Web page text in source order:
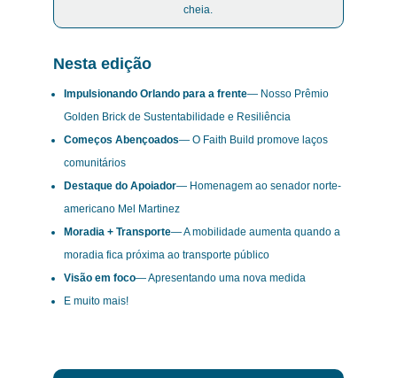
cheia.
Nesta edição
Impulsionando Orlando para a frente— Nosso Prêmio
Golden Brick de Sustentabilidade e Resiliência
Começos Abençoados— O Faith Build promove laços
comunitários
Destaque do Apoiador— Homenagem ao senador norte-
americano Mel Martinez
Moradia + Transporte— A mobilidade aumenta quando a
moradia fica próxima ao transporte público
Visão em foco— Apresentando uma nova medida
E muito mais!